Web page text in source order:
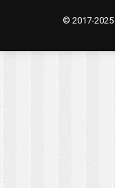
© 2017-2025